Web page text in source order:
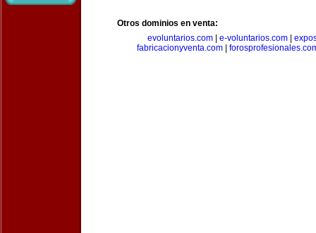
Otros dominios en venta:
evoluntarios.com
e-voluntarios.com
fabricacionyventa.com|